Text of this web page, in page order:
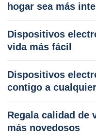
hogar sea más
Dispositivos
vida más fácil
Dispositivos
contigo a
Regala calidad de
más novedosos